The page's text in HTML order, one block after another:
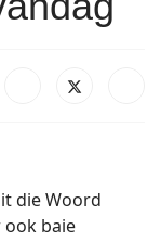
die Woord
ook baie